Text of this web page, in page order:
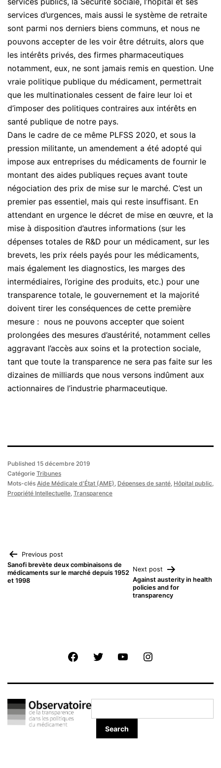
services d’urgences, mais aussi le système de retraite
sont parmi nos derniers biens communs, et nous ne
pouvons accepter de les voir être détruits, alors que
les intérêts privés, des firmes pharmaceutiques
notamment, eux, ne sont jamais remis en question. Une
vraie politique publique du médicament, permettrait
que les multinationales cessent de faire leur loi et
d’imposer des politiques contraires aux intérêts en
santé publique de notre pays.
Dans le cadre de ce même PLFSS 2020, et sous la
pression militante, un amendement a été adopté qui
impose aux entreprises du médicaments de fournir le
montant des aides publiques reçues avant toute
négociation des prix de mise sur le marché. C’est un
premier pas essentiel, mais qui reste insuffisant. En
attendant en urgence le décret de mise en œuvre, et la
mise à disposition d’autres informations (sur les
dépenses totales de R&D pour un médicament, sur les
brevets, les prix réels payés pour les médicaments,
mais également les diagnostics, les marges des
intermédiaires, l’origine des produits, etc.) pour une
transparence totale, le gouvernement et la majorité
doivent tirer les conséquences de cette première
mesure : nous ne pouvons accepter que soient
prolongées des mesures d’austérité, notamment celles
aggravant l’accès aux soins et la protection sociale,
tant que toute la transparence ne sera pas faite sur les
dizaines de milliards que nous versons indûment aux
actionnaires de l’industrie pharmaceutique.
Published 15 décembre 2019
Catégorie Tribunes
Mots-clés Aide Médicale d'État (AME), Dépenses de santé, Hôpital public,
Propriété Intellectuelle, Transparence
Navigation
de
Previous post
Sanofi brevète deux combinaisons de
médicaments sur le marché depuis 1952
et 1998
Next post
Against austerity in health
policies and for
transparency
FacebookTwitter Youtube